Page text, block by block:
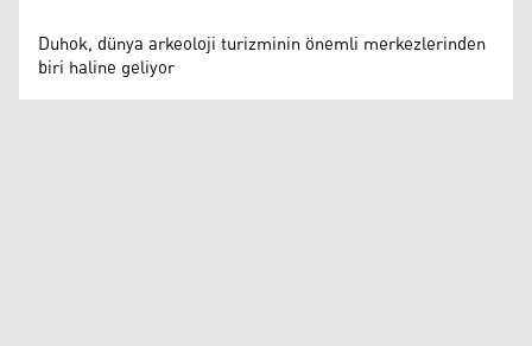
Duhok, dünya arkeoloji turizminin önemli merkezlerinden
biri haline geliyor